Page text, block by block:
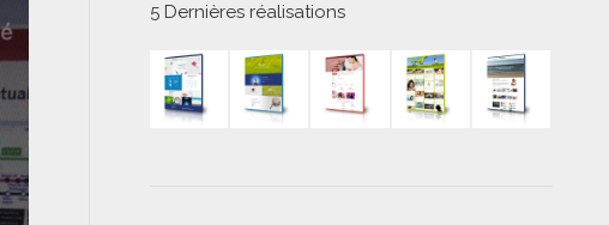
5 Dernières réalisations